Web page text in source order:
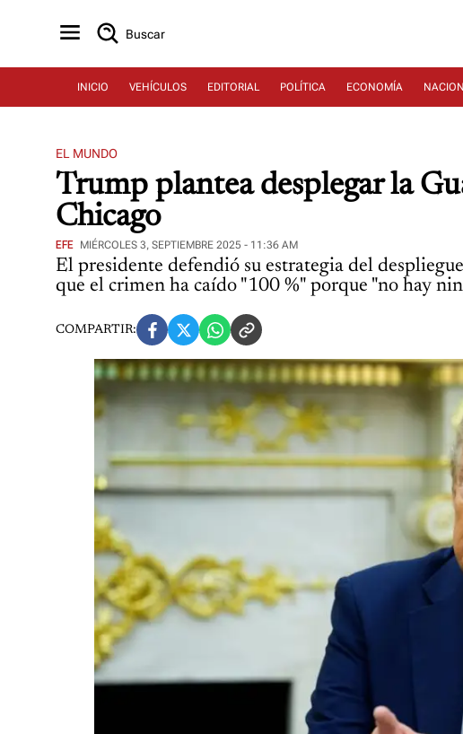
Buscar
INICIO VEHÍCULOS EDITORIAL POLÍTICA ECONOMÍA
EL MUNDO
Trump plantea desplegar la
Chicago
EFE MIÉRCOLES 3, SEPTIEMBRE 2025 - 11:36 AM
El presidente defendió su estrategia del
que el crimen ha caído "100 %" porque "no hay
COMPARTIR: